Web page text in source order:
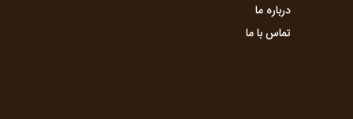
درباره ما
تماس با ما